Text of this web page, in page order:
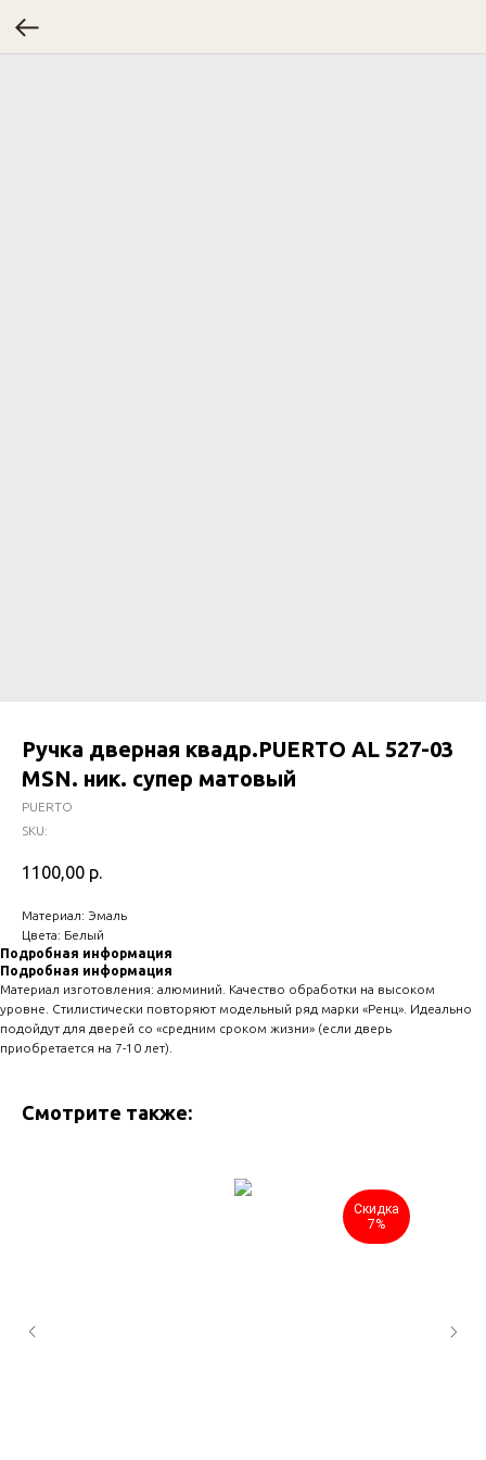
Ручка дверная квадр.PUERTO AL 527-03
MSN. ник. супер матовый
PUERTO
SKU:
1100,00 р.
Материал: Эмаль
Цвета: Белый
Подробная информация
Подробная информация
Материал изготовления: алюминий. Качество обработки на высоком
уровне. Стилистически повторяют модельный ряд марки «Ренц». Идеально
подойдут для дверей со «средним сроком жизни» (если дверь
приобретается на 7-10 лет).
Смотрите также:
Скидка
7%